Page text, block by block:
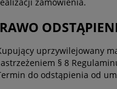
uprzywilejowany
§ 8
do odstąpienia od